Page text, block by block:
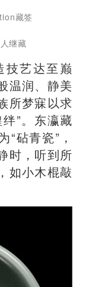
藏签
继藏
技艺达至巅
温润、静美
所梦寐以求
”。东瀛藏
砧青瓷”，
时，听到所
如小木棍敲